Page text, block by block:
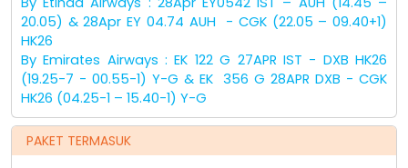
20.05) & 28Apr EY 04.74 AUH - CGK (22.05 – 09.40+1)
HK26
By Emirates Airways : EK 122 G 27APR IST - DXB HK26
(19.25-7 - 00.55-1) Y-G & EK 356 G 28APR DXB - CGK
HK26 (04.25-1 – 15.40-1) Y-G
PAKET TERMASUK